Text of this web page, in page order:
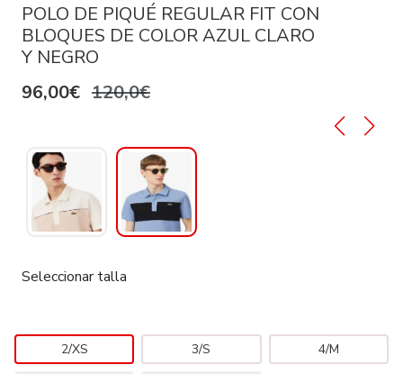
POLO DE PIQUÉ REGULAR FIT CON
BLOQUES DE COLOR AZUL CLARO
Y NEGRO
96,00€ 120,0€
Seleccionar talla
2/XS 3/S 4/M